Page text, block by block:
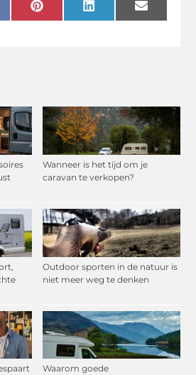
Wanneer is het tijd om je
caravan te verkopen?
Outdoor sporten in de natuur is
niet meer weg te denken
Waarom goede
PinterestLinkedInEmail